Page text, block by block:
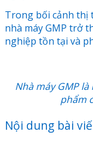
Trong bối cảnh thị
nhà máy GMP trở
nghiệp tồn tại và
Nhà máy GMP
phẩm
Nội dung bài